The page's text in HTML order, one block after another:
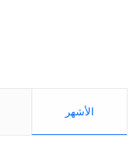
الأشهر